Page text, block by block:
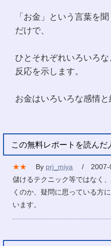
「お金」という言葉を聞
だけで、
ひとそれぞれいろいろな
反応を示します。
お金はいろいろな感情と
この無料レポートを読んだ
★★ By prj_miya
/ 2007-
儲けるテクニック等ではなく
くのか、疑問に思っている方
います。